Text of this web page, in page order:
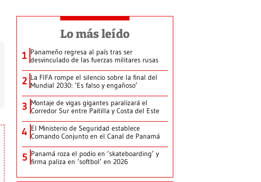
Lo más leído
1 Panameño regresa al país tras ser
desvinculado de las fuerzas militares rusas
2 La FIFA rompe el silencio sobre la final del
Mundial 2030: ‘Es falso y engañoso’
3 Montaje de vigas gigantes paralizará el
Corredor Sur entre Paitilla y Costa del Este
4 El Ministerio de Seguridad establece
Comando Conjunto en el Canal de Panamá
5 Panamá roza el podio en ‘skateboarding’ y
firma paliza en ‘softbol’ en 2026